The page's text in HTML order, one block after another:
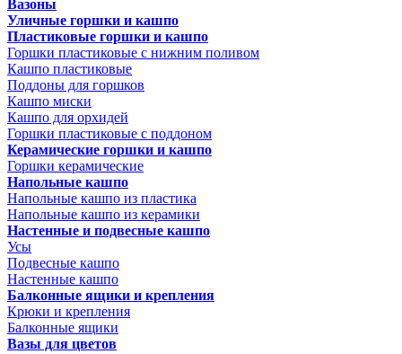
Вазоны
Уличные горшки и кашпо
Пластиковые горшки и кашпо
Горшки пластиковые с нижним поливом
Кашпо пластиковые
Поддоны для горшков
Кашпо миски
Кашпо для орхидей
Горшки пластиковые с поддоном
Керамические горшки и кашпо
Горшки керамические
Напольные кашпо
Напольные кашпо из пластика
Напольные кашпо из керамики
Настенные и подвесные кашпо
Усы
Подвесные кашпо
Настенные кашпо
Балконные ящики и крепления
Крюки и крепления
Балконные ящики
Вазы для цветов